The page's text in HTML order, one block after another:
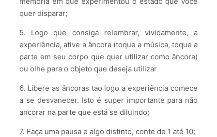
quer disparar;
5. Logo que consiga relembrar, vividamente, a
experiência, ative a âncora (toque a música, toque a
parte em seu corpo que quer utilizar como âncora)
ou olhe para o objeto que deseja utilizar
6. Libere as âncoras tao logo a experiência comece
a se desvanecer. Isto é super importante para não
ancorar na parte que está se diluindo;
7. Faça uma pausa e algo distinto, conte de 1 até 10;